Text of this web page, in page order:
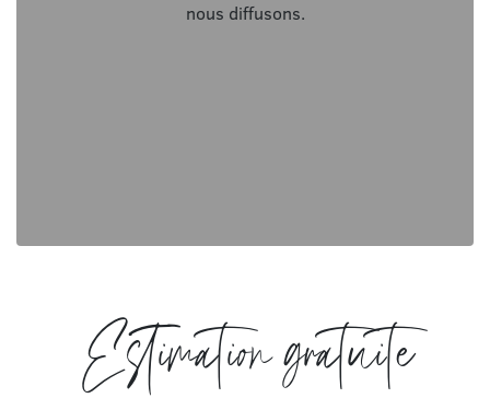
nous diffusons.
Estimation gratuite